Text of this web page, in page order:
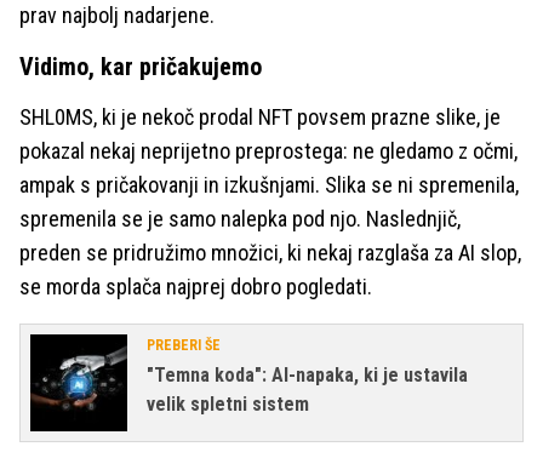
prav najbolj nadarjene.
Vidimo, kar pričakujemo
SHL0MS, ki je nekoč prodal NFT povsem prazne slike, je
pokazal nekaj neprijetno preprostega: ne gledamo z očmi,
ampak s pričakovanji in izkušnjami. Slika se ni spremenila,
spremenila se je samo nalepka pod njo. Naslednjič,
preden se pridružimo množici, ki nekaj razglaša za AI slop,
se morda splača najprej dobro pogledati.
PREBERI ŠE
"Temna koda": AI-napaka, ki je ustavila
velik spletni sistem